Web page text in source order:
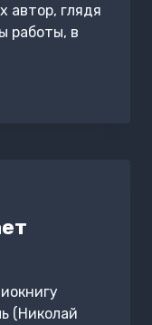
автор, глядя
работы, в
(Николай